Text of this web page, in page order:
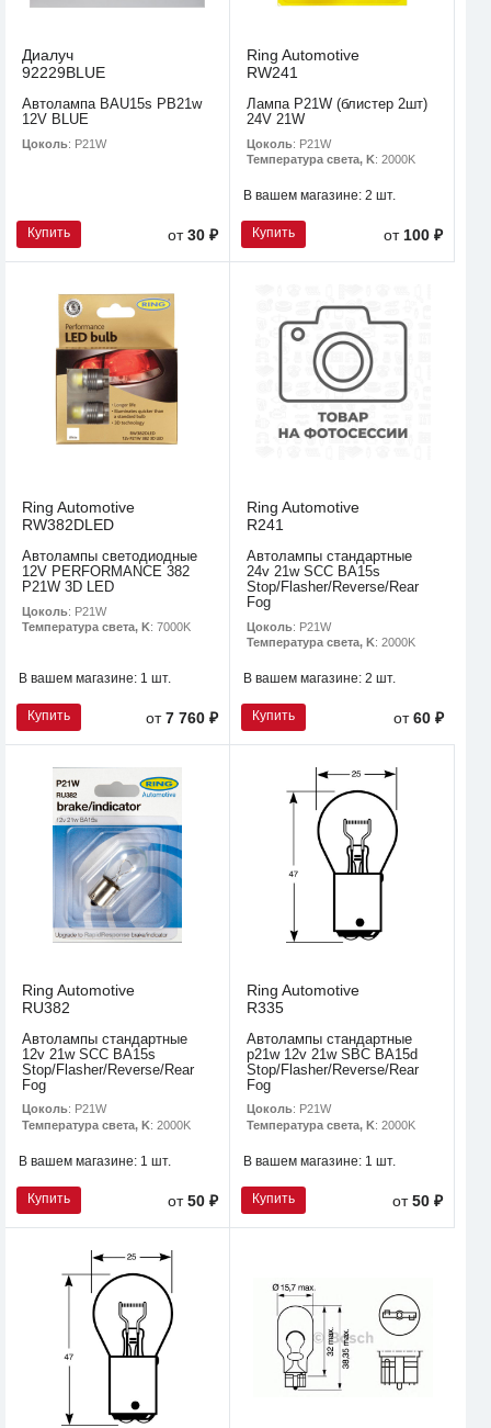
Диалуч
92229BLUE
Автолампа BAU15s PB21w
12V BLUE
Цоколь: P21W
Купить от30 ₽
Ring Automotive
RW241
Лампа P21W (блистер 2шт)
24V 21W
Цоколь: P21W
Температура света, K: 2000K
В вашем магазине: 2 шт.
Купить от100 ₽
Ring Automotive
RW382DLED
Автолампы светодиодные
12V PERFORMANCE 382
P21W 3D LED
Цоколь: P21W
Температура света, K: 7000K
В вашем магазине: 1 шт.
Купить от7 760 ₽
Ring Automotive
R241
Автолампы стандартные
24v 21w SCC BA15s
Stop/Flasher/Reverse/Rear
Fog
Цоколь: P21W
Температура света, K: 2000K
В вашем магазине: 2 шт.
Купить от60 ₽
Ring Automotive
RU382
Автолампы стандартные
12v 21w SCC BA15s
Stop/Flasher/Reverse/Rear
Fog
Цоколь: P21W
Температура света, K: 2000K
В вашем магазине: 1 шт.
Купить от50 ₽
Ring Automotive
R335
Автолампы стандартные
p21w 12v 21w SBC BA15d
Stop/Flasher/Reverse/Rear
Fog
Цоколь: P21W
Температура света, K: 2000K
В вашем магазине: 1 шт.
Купить от50 ₽